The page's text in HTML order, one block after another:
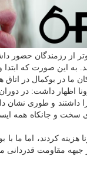
از رزمندگان حضور
این صورت که ابتدا
در بوکمال در اتاق
داشت: در دوران
و طوری نشان
و جانکاه همه
کردند، اما ما با
جبهه مقاومت قدردانی